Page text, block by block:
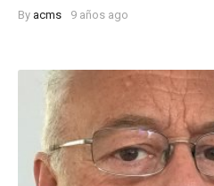
By acms 9 años ago